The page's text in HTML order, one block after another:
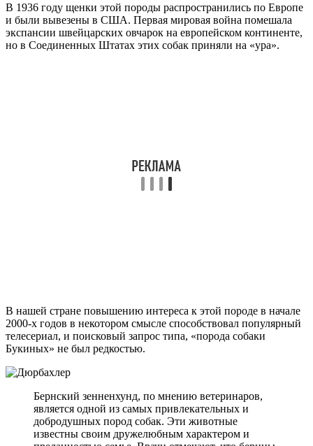
В 1936 году щенки этой породы распространились по Европе
и были вывезены в США. Первая мировая война помешала
экспансии швейцарских овчарок на европейском континенте,
но в Соединенных Штатах этих собак приняли на «ура».
В нашей стране повышению интереса к этой породе в начале
2000-х годов в некотором смысле способствовал популярный
телесериал, и поисковый запрос типа, «порода собаки
Букиных» не был редкостью.
Бернский зенненхунд, по мнению ветеринаров,
является одной из самых привлекательных и
добродушных пород собак. Эти животные
известны своим дружелюбным характером и